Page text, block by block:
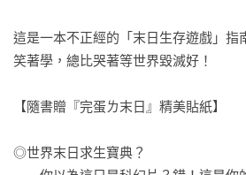
這是一本不正經的「末日生存遊戲」指
笑著學，總比哭著等世界毀滅好！
【隨書贈『完蛋ㄌ末日』精美貼紙】
◎世界末日求生寶典？